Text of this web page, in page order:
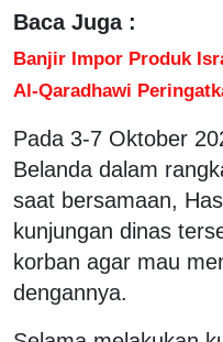
Baca Juga :
Banjir Impor Produk
Al-Qaradhawi
Pada 3-7 Oktober
Belanda dalam
saat bersamaan,
kunjungan dinas
korban agar mau
dengannya.